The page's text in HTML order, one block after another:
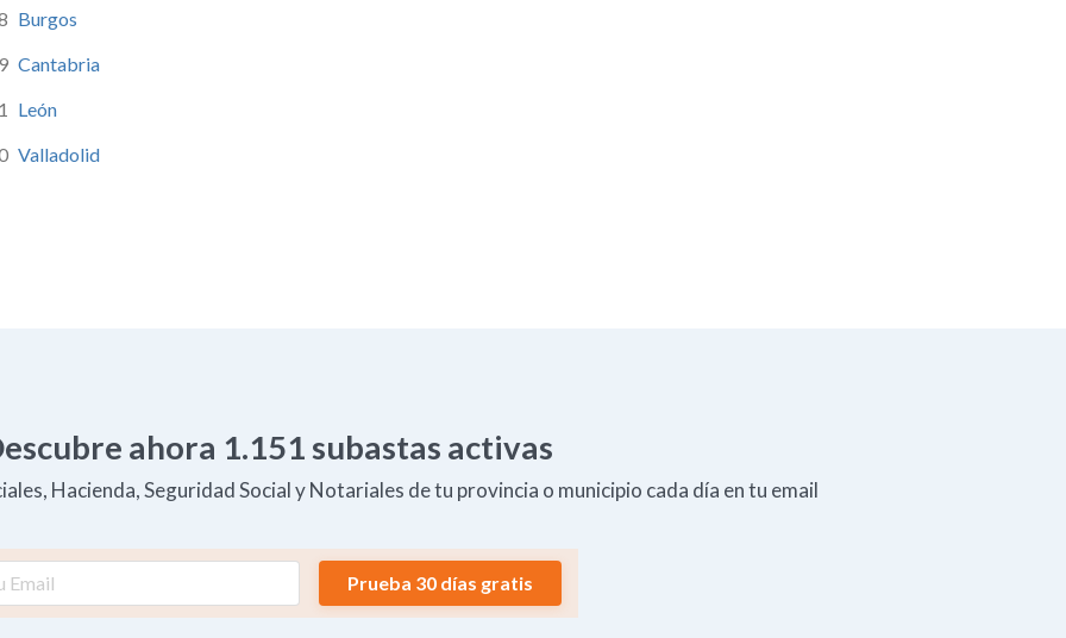
Burgos
Cantabria
León
Valladolid
ahora 1.151 subastas activas
Hacienda, Seguridad Social y Notariales de tu provincia o municipio cada día en tu email
Prueba 30 días gratis